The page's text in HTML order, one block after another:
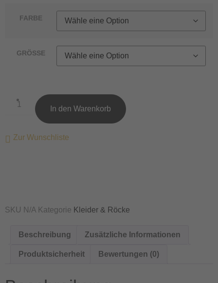
FARBE
GRÖSSE
In den Warenkorb
Zur Wunschliste
SKU N/A Kategorie Kleider & Röcke
Beschreibung Zusätzliche Informationen
Produktsicherheit Bewertungen (0)